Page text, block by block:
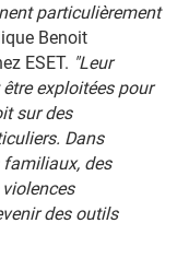
particulièrement
Benoit
ESET. "Leur
exploitées pour
sur des
Dans
des
des outils